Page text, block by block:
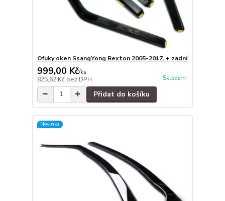
Ofuky oken SsangYong Rexton 2005-2017, + zadní
999,00 Kč/ks
825,62 Kč bez DPH Skladem
Přidat do košíku
Novinka